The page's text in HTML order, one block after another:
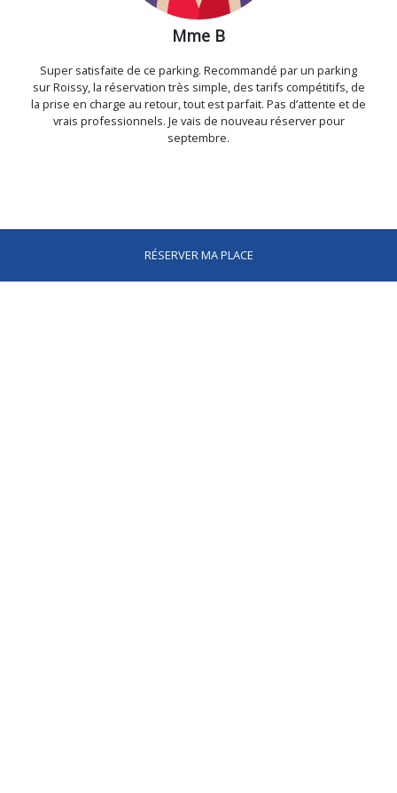
RÉSERVER MA PLACE
Mme B
Super satisfaite de ce parking. Recommandé par un parking
sur Roissy, la réservation très simple, des tarifs compétitifs, de
la prise en charge au retour, tout est parfait. Pas d’attente et de
vrais professionnels. Je vais de nouveau réserver pour
septembre.